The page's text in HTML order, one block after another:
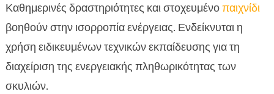
Καθημερινές δραστηριότητες και στοχευμένοπαιχνίδι
βοηθούν στην ισορροπία ενέργειας. Ενδείκνυται η
χρήση ειδικευμένων τεχνικών εκπαίδευσης για τη
διαχείριση της ενεργειακής πληθωρικότητας των
σκυλιών.